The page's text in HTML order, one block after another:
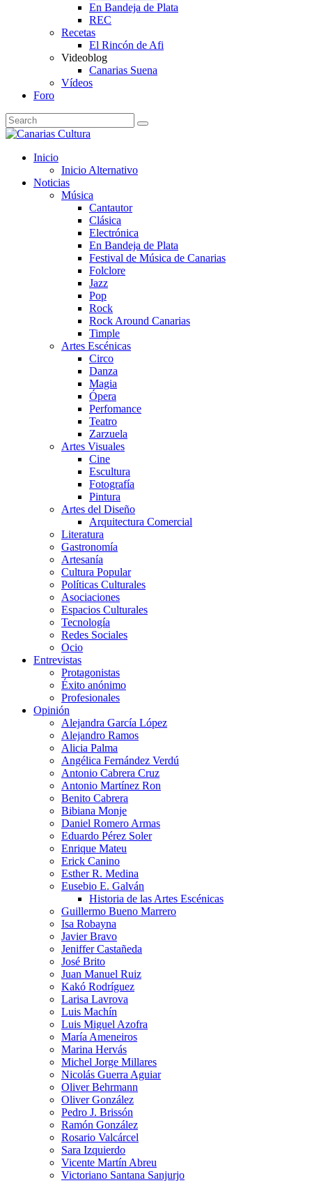
En Bandeja de Plata
REC
Recetas
El Rincón de Afi
Videoblog
Canarias Suena
Vídeos
Foro
Inicio
Inicio Alternativo
Noticias
Música
Cantautor
Clásica
Electrónica
En Bandeja de Plata
Festival de Música de Canarias
Folclore
Jazz
Pop
Rock
Rock Around Canarias
Timple
Artes Escénicas
Circo
Danza
Magia
Ópera
Perfomance
Teatro
Zarzuela
Artes Visuales
Cine
Escultura
Fotografía
Pintura
Artes del Diseño
Arquitectura Comercial
Literatura
Gastronomía
Artesanía
Cultura Popular
Políticas Culturales
Asociaciones
Espacios Culturales
Tecnología
Redes Sociales
Ocio
Entrevistas
Protagonistas
Éxito anónimo
Profesionales
Opinión
Alejandra García López
Alejandro Ramos
Alicia Palma
Angélica Fernández Verdú
Antonio Cabrera Cruz
Antonio Martínez Ron
Benito Cabrera
Bibiana Monje
Daniel Romero Armas
Eduardo Pérez Soler
Enrique Mateu
Erick Canino
Esther R. Medina
Eusebio E. Galván
Historia de las Artes Escénicas
Guillermo Bueno Marrero
Isa Robayna
Javier Bravo
Jeniffer Castañeda
José Brito
Juan Manuel Ruiz
Kakó Rodríguez
Larisa Lavrova
Luis Machín
Luis Miguel Azofra
María Ameneiros
Marina Hervás
Michel Jorge Millares
Nicolás Guerra Aguiar
Oliver Behrmann
Oliver González
Pedro J. Brissón
Ramón González
Rosario Valcárcel
Sara Izquierdo
Vicente Martín Abreu
Victoriano Santana Sanjurjo